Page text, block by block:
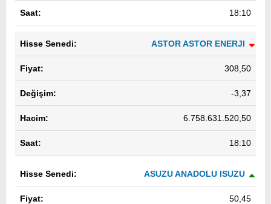
18:10
ASTOR ASTOR ENERJI
308,50
-3,37
6.758.631.520,50
18:10
ASUZU ANADOLU ISUZU
50,45